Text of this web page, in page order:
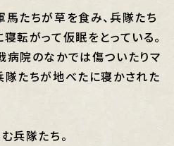
たちが草を食み、兵隊たち
転がって仮眠をとっている。
病院のなかでは傷ついたりマ
隊たちが地べたに寝かされた
兵隊たち。